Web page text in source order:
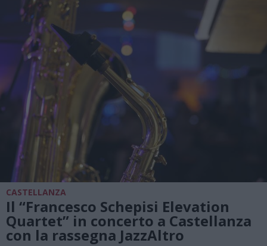
CASTELLANZA
Il “Francesco Schepisi Elevation
Quartet” in concerto a Castellanza
con la rassegna JazzAltro